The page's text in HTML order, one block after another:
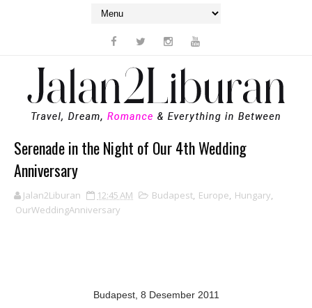
Serenade in the Night of Our 4th Wedding
Anniversary
Jalan2Liburan 12:45 AM Budapest, Europe, Hungary,
OurWeddingAnniversary
Budapest, 8 Desember 2011